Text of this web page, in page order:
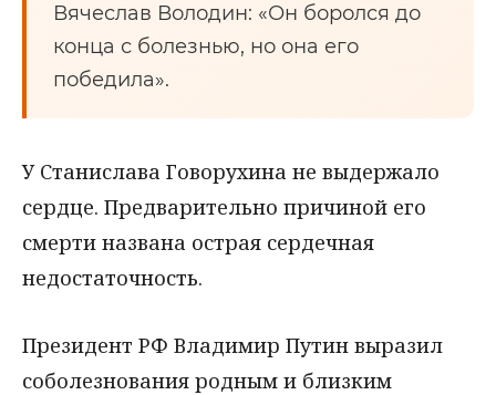
Вячеслав Володин: «Он боролся до
конца с болезнью, но она его
победила».
У Станислава Говорухина не выдержало
сердце. Предварительно причиной его
смерти названа острая сердечная
недостаточность.
Президент РФ Владимир Путин выразил
соболезнования родным и близким